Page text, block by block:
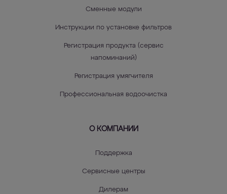
Сменные модули
Инструкции по установке фильтров
Регистрация продукта (сервис
напоминаний)
Регистрация умягчителя
Профессиональная водоочистка
О КОМПАНИИ
Поддержка
Сервисные центры
Дилерам